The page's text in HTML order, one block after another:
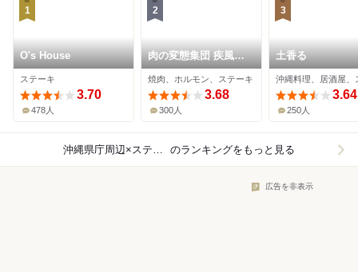
1
O's House
ステーキ
3.70
478人
2
肉の変態集団 疾風ホ
ルモン 久茂地本店
焼肉、ホルモン、ステーキ
3.68
300人
3
土香る
3.64
250人
沖縄県庁周辺×ステーキ のランキングをもっと見る
広告を非表示